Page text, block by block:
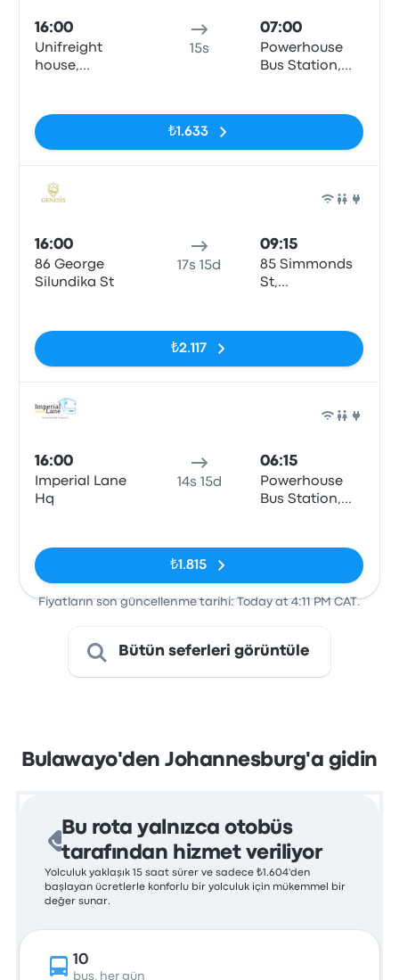
16:00
Unifreight
house,
15s
07:00
Powerhouse
Bus Station,
₺1.633
16:00
86 George
Silundika St
17s 15d
09:15
85 Simmonds
St,
₺2.117
16:00
Imperial Lane
Hq
14s 15d
06:15
Powerhouse
Bus Station,
₺1.815
Fiyatların son güncellenme tarihi: Today at 4:11 PM CAT.
Bütün seferleri görüntüle
Bulawayo'den Johannesburg'a gidin
Bu rota yalnızca otobüs
tarafından hizmet veriliyor
Yolculuk yaklaşık 15 saat sürer ve sadece ₺1.604'den
başlayan ücretlerle konforlu bir yolculuk için mükemmel bir
değer sunar.
10
bus, her gün